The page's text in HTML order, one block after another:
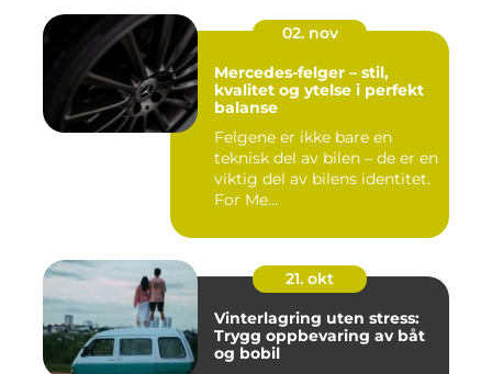
02. nov
Mercedes-felger – stil,
kvalitet og ytelse i perfekt
balanse
Felgene er ikke bare en
teknisk del av bilen – de er en
viktig del av bilens identitet.
For Me...
21. okt
Vinterlagring uten stress:
Trygg oppbevaring av båt
og bobil